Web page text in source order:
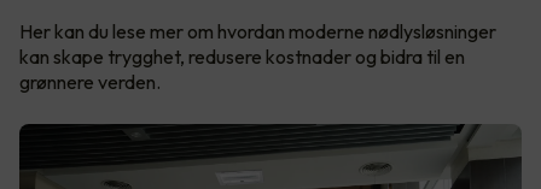
Her kan du lese mer om hvordan moderne nødlysløsninger
kan skape trygghet, redusere kostnader og bidra til en
grønnere verden.